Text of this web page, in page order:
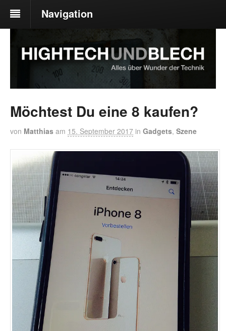
Navigation
Möchtest Du eine 8 kaufen?
von Matthias am 15. September 2017 in Gadgets, Szene